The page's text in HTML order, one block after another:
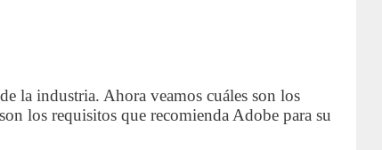
la industria. Ahora veamos cuáles son los
los requisitos que recomienda Adobe para su